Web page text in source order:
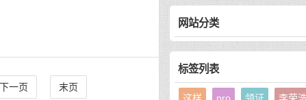
下一页 末页
网站分类
标签列表
这样 pro 领证 李荣